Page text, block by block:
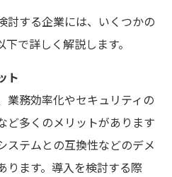
討する企業には、いくつかの
で詳しく解説します。
ト
業務効率化やセキュリティの
ど多くのメリットがあります
ステムとの互換性などのデメ
ります。導入を検討する際